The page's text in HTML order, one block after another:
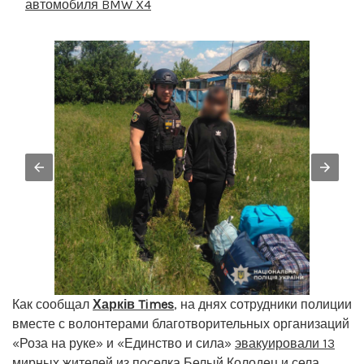
автомобиля BMW X4
Как сообщал Харків Times, на днях сотрудники полиции
вместе с волонтерами благотворительных организаций
«Роза на руке» и «Единство и сила» эвакуировали 13